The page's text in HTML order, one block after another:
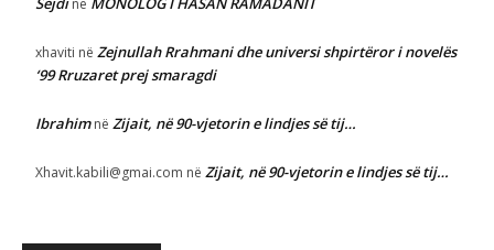
në
xhaviti në Zejnullah Rrahmani dhe universi shpirtëror i novelës
‘99 Rruzaret prej smaragdi
Ibrahimnë Zijait, në 90-vjetorin e lindjes së tij…
Xhavit.kabili@gmai.com në Zijait, në 90-vjetorin e lindjes së tij…